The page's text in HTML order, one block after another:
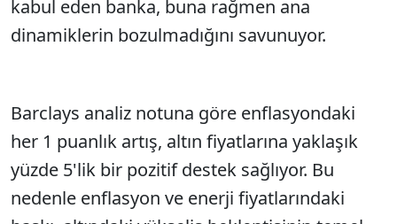
kabul eden banka, buna rağmen ana
dinamiklerin bozulmadığını savunuyor.
Barclays analiz notuna göre enflasyondaki
her 1 puanlık artış, altın fiyatlarına yaklaşık
yüzde 5'lik bir pozitif destek sağlıyor. Bu
nedenle enflasyon ve enerji fiyatlarındaki